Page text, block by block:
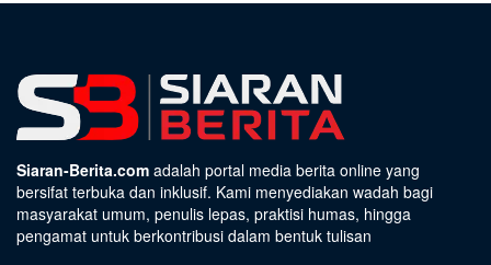
Siaran-Berita.com adalah portal media berita online yang
bersifat terbuka dan inklusif. Kami menyediakan wadah bagi
masyarakat umum, penulis lepas, praktisi humas, hingga
pengamat untuk berkontribusi dalam bentuk tulisan